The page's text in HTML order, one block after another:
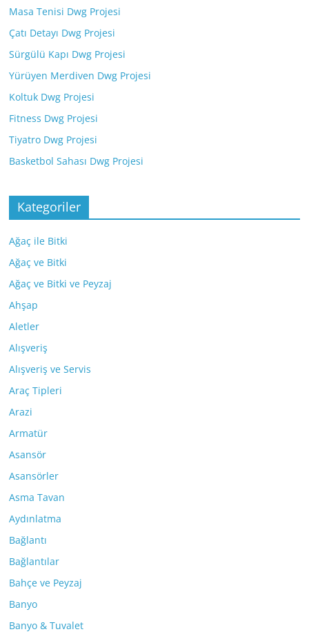
Masa Tenisi Dwg Projesi
Çatı Detayı Dwg Projesi
Sürgülü Kapı Dwg Projesi
Yürüyen Merdiven Dwg Projesi
Koltuk Dwg Projesi
Fitness Dwg Projesi
Tiyatro Dwg Projesi
Basketbol Sahası Dwg Projesi
Kategoriler
Ağaç ile Bitki
Ağaç ve Bitki
Ağaç ve Bitki ve Peyzaj
Ahşap
Aletler
Alışveriş
Alışveriş ve Servis
Araç Tipleri
Arazi
Armatür
Asansör
Asansörler
Asma Tavan
Aydınlatma
Bağlantı
Bağlantılar
Bahçe ve Peyzaj
Banyo
Banyo & Tuvalet